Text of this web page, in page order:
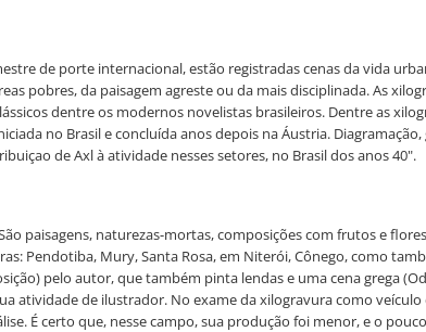
de porte internacional, estão registradas cenas da vida
pobres, da paisagem agreste ou da mais disciplinada. As
dentre os modernos novelistas brasileiros. Dentre as
no Brasil e concluída anos depois na Áustria.
de Axl à atividade nesses setores, no Brasil dos anos 40".
paisagens, naturezas-mortas, composições com frutos e
Pendotiba, Mury, Santa Rosa, em Niterói, Cônego, como
pelo autor, que também pinta lendas e uma cena grega
atividade de ilustrador. No exame da xilogravura como
É certo que, nesse campo, sua produção foi menor, e o